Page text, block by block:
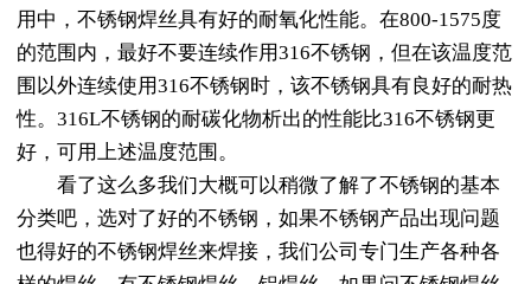
用中，不锈钢焊丝具有好的耐氧化性能。在800-1575度
的范围内，最好不要连续作用316不锈钢，但在该温度范
围以外连续使用316不锈钢时，该不锈钢具有良好的耐热
性。316L不锈钢的耐碳化物析出的性能比316不锈钢更
好，可用上述温度范围。
看了这么多我们大概可以稍微了解了不锈钢的基本
分类吧，选对了好的不锈钢，如果不锈钢产品出现问题
也得好的不锈钢焊丝来焊接，我们公司专门生产各种各